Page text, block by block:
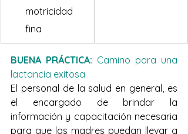
motricidad
fina
BUENA PRÁCTICA: Camino para una
lactancia exitosa
El personal de la salud en general, es
el encargado de brindar la
información y capacitación necesaria
para que las madres puedan llevar a